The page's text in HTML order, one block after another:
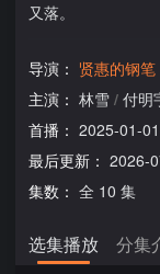
又落。
导演： 贤惠的钢笔
主演： 林雪 / 付明
首播： 2025-01-01
最后更新： 2026-
集数： 全 10 集
选集播放 分集